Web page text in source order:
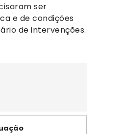
ser
e de condições
de intervenções.